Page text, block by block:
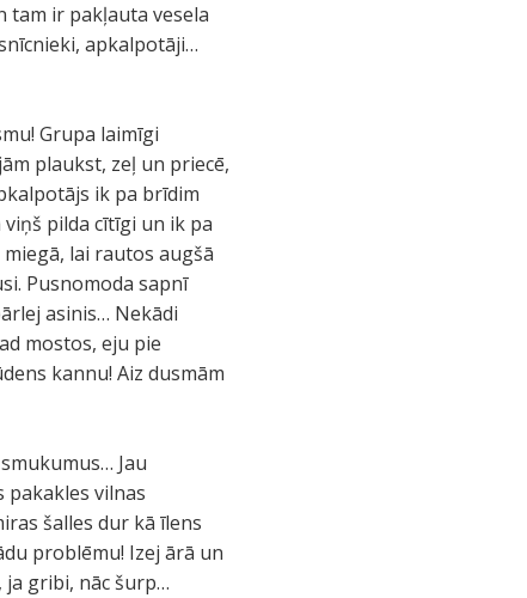
tam ir pakļauta vesela
apkalpotāji…
Grupa laimīgi
plaukst, zeļ un priecē,
ik pa brīdim
pilda cītīgi un ik pa
lai rautos augšā
Pusnomoda sapnī
asinis… Nekādi
mostos, eju pie
kannu! Aiz dusmām
Jau
pakakles vilnas
šalles dur kā īlens
problēmu! Izej ārā un
ja gribi, nāc šurp…